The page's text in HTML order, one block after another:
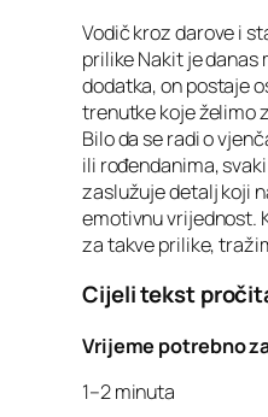
Vodič kroz darove i
prilike Nakit je danas
dodatka, on postaje
trenutke koje želimo
Bilo da se radi o
ili rođendanima,
zaslužuje detalj koji
emotivnu vrijednost.
za takve prilike,
Cijeli tekst
Vrijeme potrebno
1–2 minuta